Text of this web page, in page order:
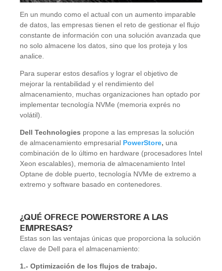
En un mundo como el actual con un aumento imparable
de datos, las empresas tienen el reto de gestionar el flujo
constante de información con una solución avanzada que
no solo almacene los datos, sino que los proteja y los
analice.
Para superar estos desafíos y lograr el objetivo de
mejorar la rentabilidad y el rendimiento del
almacenamiento, muchas organizaciones han optado por
implementar tecnología NVMe (memoria exprés no
volátil).
Dell Technologies propone a las empresas la solución
de almacenamiento empresarial PowerStore, una
combinación de lo último en hardware (procesadores Intel
Xeon escalables), memoria de almacenamiento Intel
Optane de doble puerto, tecnología NVMe de extremo a
extremo y software basado en contenedores.
¿QUÉ OFRECE POWERSTORE A LAS
EMPRESAS?
Estas son las ventajas únicas que proporciona la solución
clave de Dell para el almacenamiento:
1.- Optimización de los flujos de trabajo.